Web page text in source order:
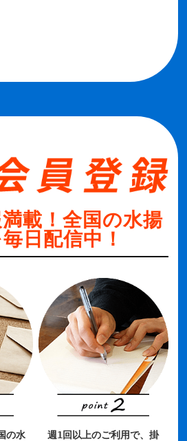
載！全国の水揚
日配信中！
の水
週1回以上のご利用で、掛